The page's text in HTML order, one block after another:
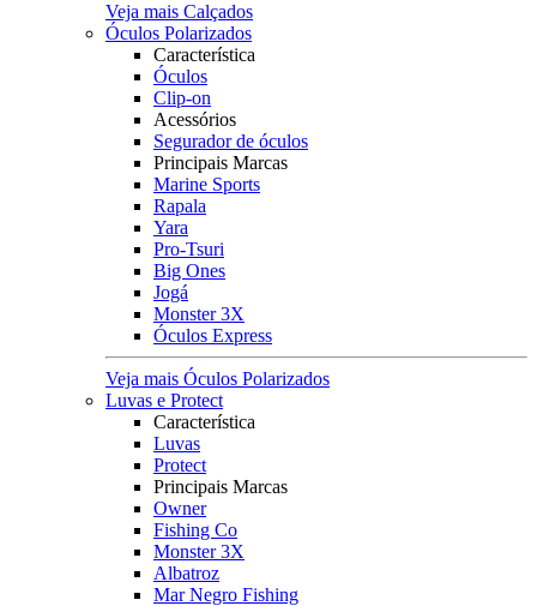
Veja mais Calçados
Óculos Polarizados
Característica
Óculos
Clip-on
Acessórios
Segurador de óculos
Principais Marcas
Marine Sports
Rapala
Yara
Pro-Tsuri
Big Ones
Jogá
Monster 3X
Óculos Express
Veja mais Óculos Polarizados
Luvas e Protect
Característica
Luvas
Protect
Principais Marcas
Owner
Fishing Co
Monster 3X
Albatroz
Mar Negro Fishing